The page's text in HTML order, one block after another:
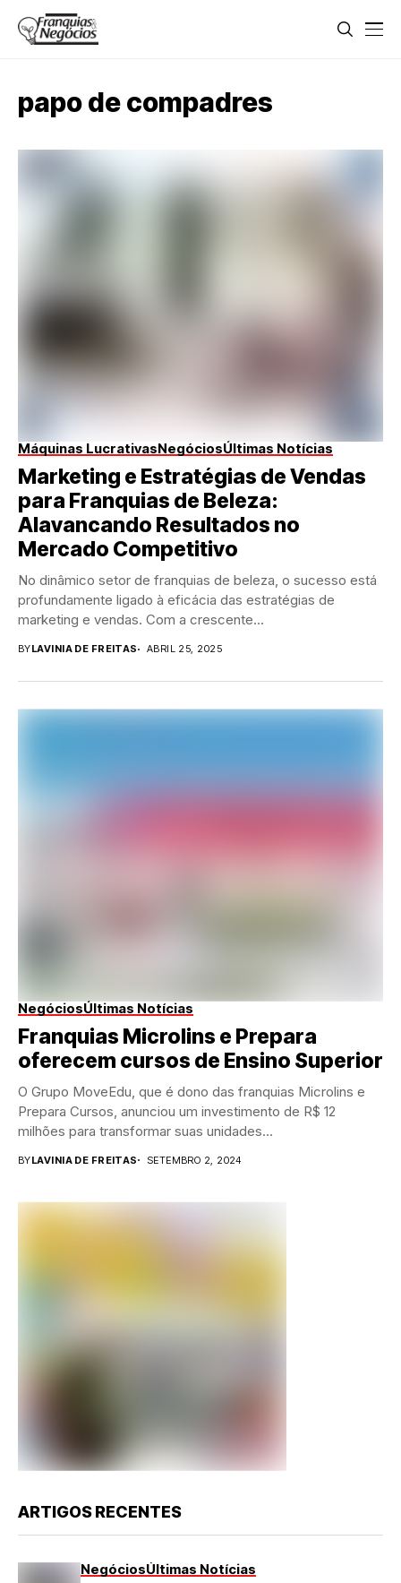
papo de compadres
Máquinas LucrativasNegóciosÚltimas Notícias
Marketing e Estratégias de Vendas
para Franquias de Beleza:
Alavancando Resultados no
Mercado Competitivo
No dinâmico setor de franquias de beleza, o sucesso está
profundamente ligado à eficácia das estratégias de
marketing e vendas. Com a crescente...
BYLAVINIA DE FREITAS ABRIL 25, 2025
NegóciosÚltimas Notícias
Franquias Microlins e Prepara
oferecem cursos de Ensino Superior
O Grupo MoveEdu, que é dono das franquias Microlins e
Prepara Cursos, anunciou um investimento de R$ 12
milhões para transformar suas unidades...
BYLAVINIA DE FREITAS SETEMBRO 2, 2024
ARTIGOS RECENTES
NegóciosÚltimas Notícias